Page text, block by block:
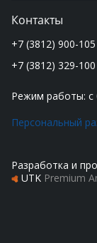
Контакты
+7 (3812) 900-105
+7 (3812) 329-100
Режим работы: с
Персональный
Разработка и
UTK Premium